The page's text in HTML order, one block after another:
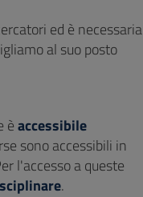
ed è necessaria
al suo posto
èaccessibile
sono accessibili in
l'accesso a queste
.